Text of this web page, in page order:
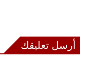
أرسل تعليقك